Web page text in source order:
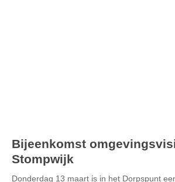
Bijeenkomst
Stompwijk
Donderdag 13 maart is in het Dorpspunt